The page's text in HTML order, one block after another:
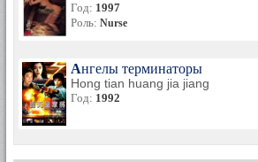
Год: 1997
Роль: Nurse
Ангелы терминаторы
Hong tian huang jia jiang
Год: 1992